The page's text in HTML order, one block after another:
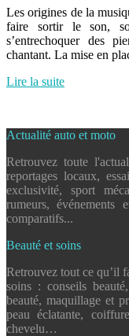
Les origines de la
faire sortir le son,
s’entrechoquer des
chantant. La mise en
Lire la suite
Actualité auto et moto
Retrouvez toute
reportages locaux,
exclusivité, sport
rumeurs, événements
comparatifs...
Beauté et soins
Retrouvez tout ce qu’il
soins : conseils
beauté, maquillage et
peau éclatante,
chevelu…